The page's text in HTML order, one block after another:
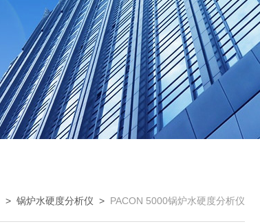
> 锅炉水硬度分析仪 > PACON 5000锅炉水硬度分析仪